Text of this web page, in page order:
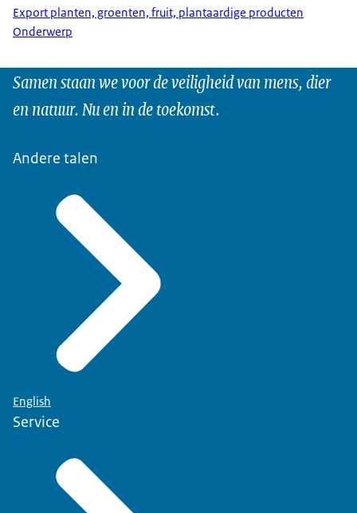
Export planten, groenten, fruit, plantaardige producten
Onderwerp
Samen staan we voor de veiligheid van mens, dier
en natuur. Nu en in de toekomst.
Andere talen
English
Service